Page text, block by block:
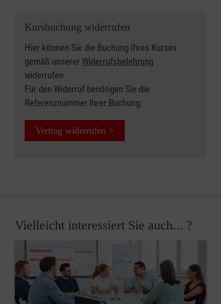
Kursbuchung widerrufen
Hier können Sie die Buchung Ihres Kurses
gemäß unserer Widerrufsbelehrung
widerrufen.
Für den Widerruf benötigen Sie die
Referenznummer Ihrer Buchung.
Vertrag widerrufen >
Vielleicht interessiert Sie auch... ?